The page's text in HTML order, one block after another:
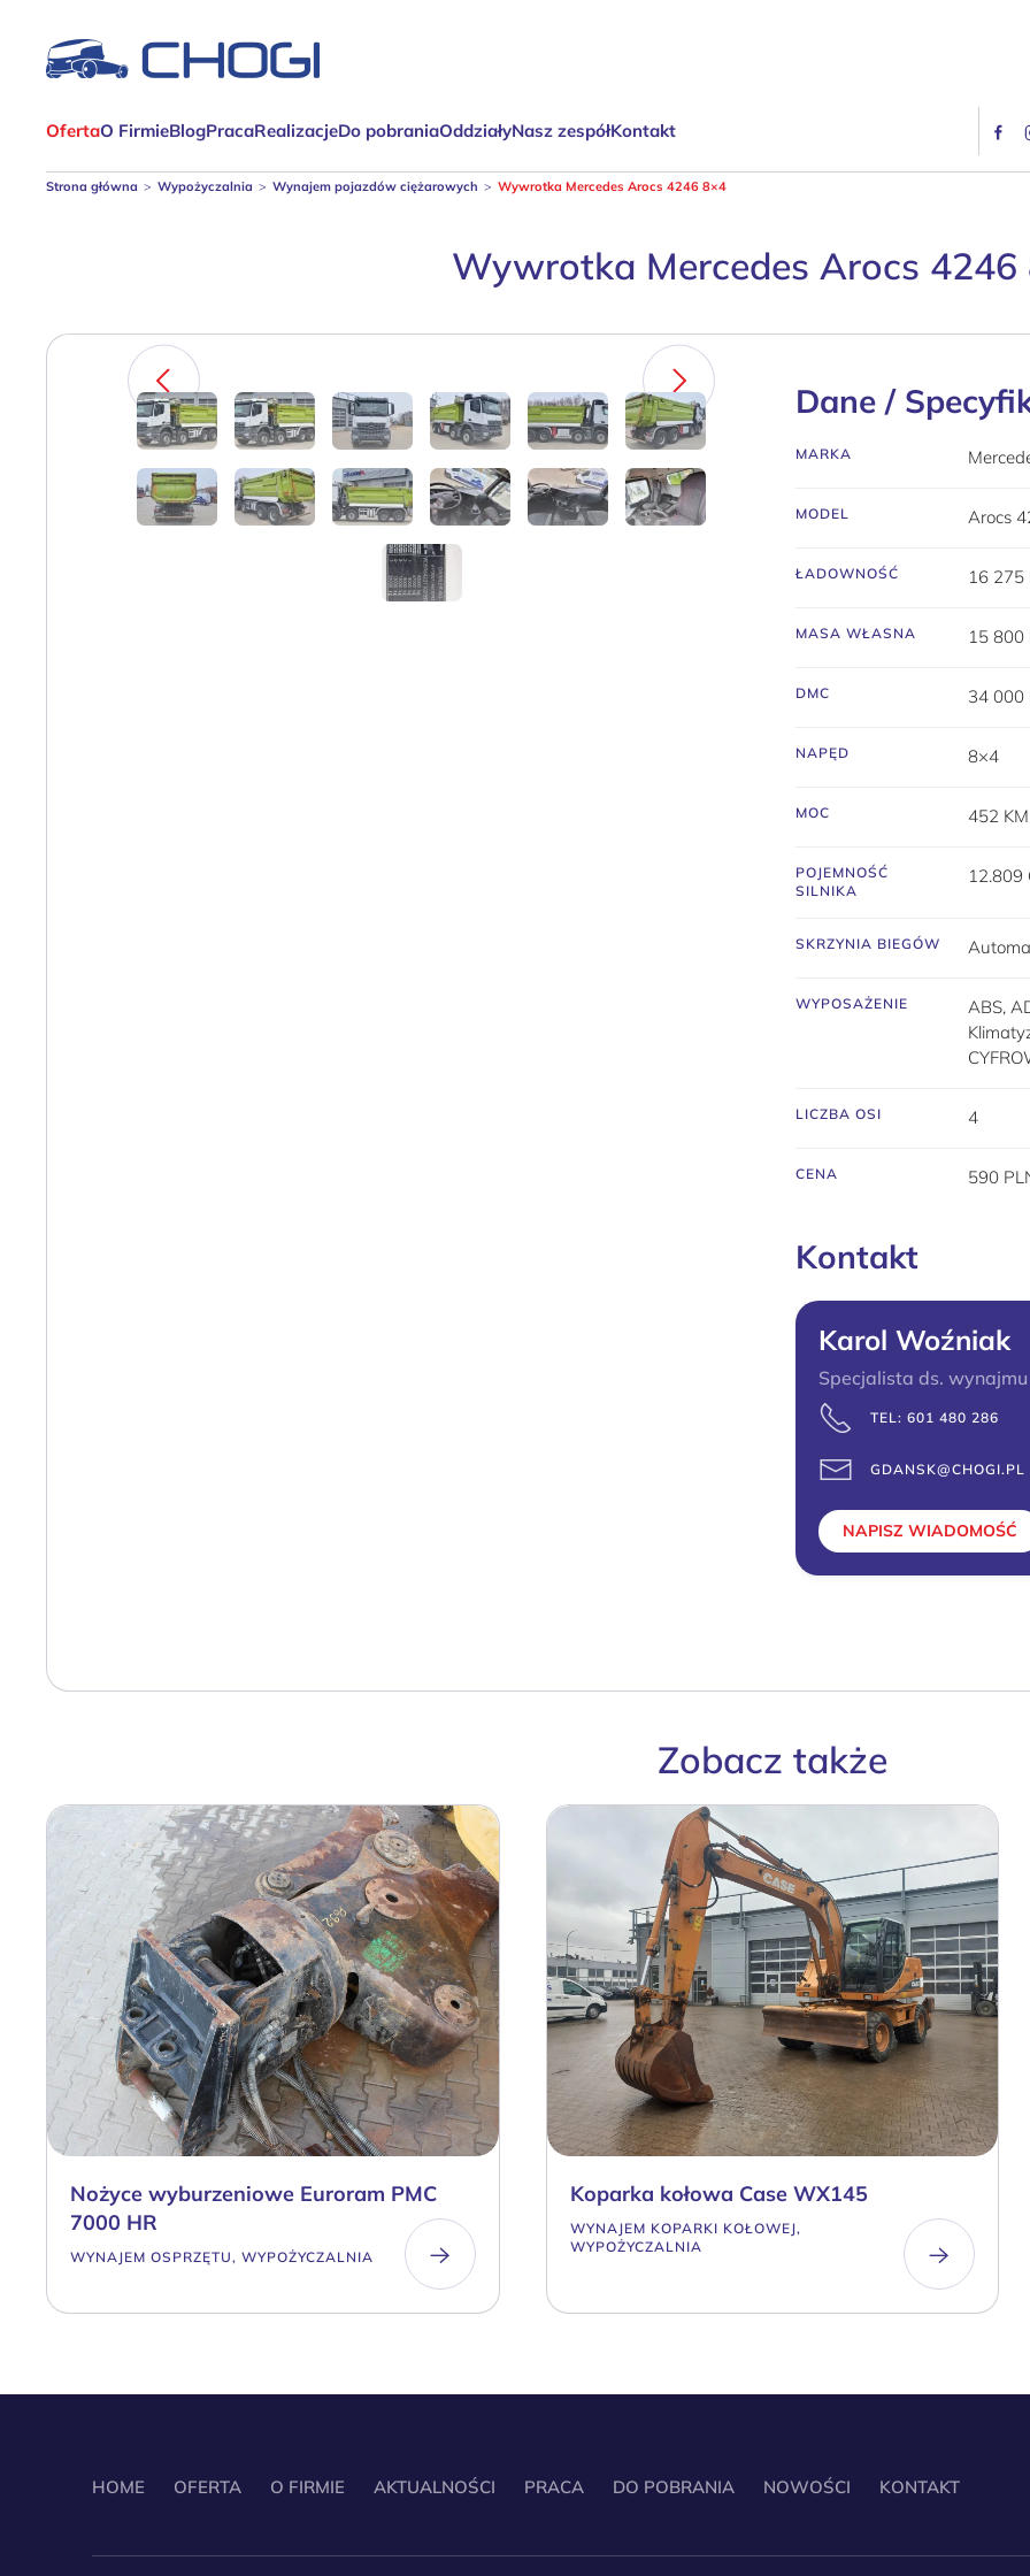
Skip
content
OfertaO FirmieBlogPracaRealizacjeDo pobraniaOddziałyNasz zespółKontakt
Strona główna Wypożyczalnia Wynajem pojazdów ciężarowych Wywrotka Mercedes Arocs 4246 8×4
Wywrotka Mercedes Arocs 4246
Dane /
MARKA
MODEL Arocs
ŁADOWNOŚĆ 16 275
MASA WŁASNA 15 800
DMC 34 000
NAPĘD 8×4
MOC 452
POJEMNOŚĆ
SILNIKA
12.809
SKRZYNIA BIEGÓW
WYPOSAŻENIE
ABS,
LICZBA OSI 4
CENA 590
Kontakt
Karol Woźniak
Specjalista ds.
TEL: 601 480 286
GDANSK@CHOGI.PL
NAPISZ WIADOMOŚĆ
Zobacz także
Nożyce wyburzeniowe Euroram PMC
7000 HR
WYNAJEM OSPRZĘTU, WYPOŻYCZALNIA
Koparka kołowa Case WX145
WYNAJEM KOPARKI KOŁOWEJ,
WYPOŻYCZALNIA
HOME OFERTA O FIRMIE AKTUALNOŚCI PRACA DO POBRANIA NOWOŚCI KONTAKT